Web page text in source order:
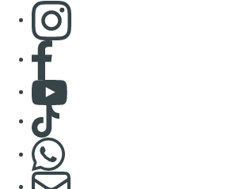
Consulter page Instagram
Consulter page Facebook
Consulter Youtube
Consulter TikTok
S'abonner à notre newsletter